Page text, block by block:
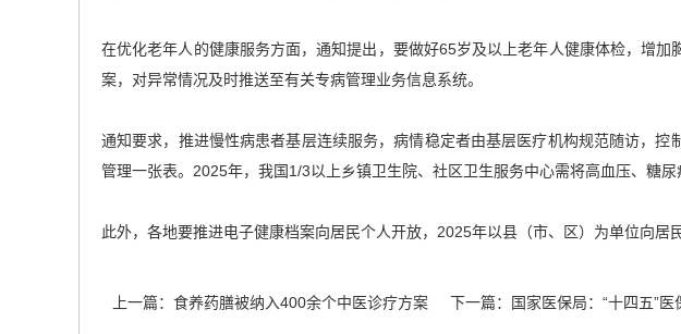
在优化老年人的健康服务方面，通知提出，要做好65岁及以上老年人健康体检，增
案，对异常情况及时推送至有关专病管理业务信息系统。
通知要求，推进慢性病患者基层连续服务，病情稳定者由基层医疗机构规范随访，
管理一张表。2025年，我国1/3以上乡镇卫生院、社区卫生服务中心需将高血压、糖
此外，各地要推进电子健康档案向居民个人开放，2025年以县（市、区）为单位向
上一篇： 食养药膳被纳入400余个中医诊疗方案 下一篇： 国家医保局：“十四五”